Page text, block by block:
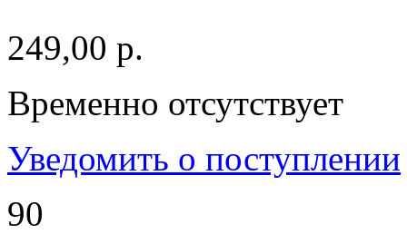
249,00 р.
Временно отсутствует
Уведомить о поступлении
90